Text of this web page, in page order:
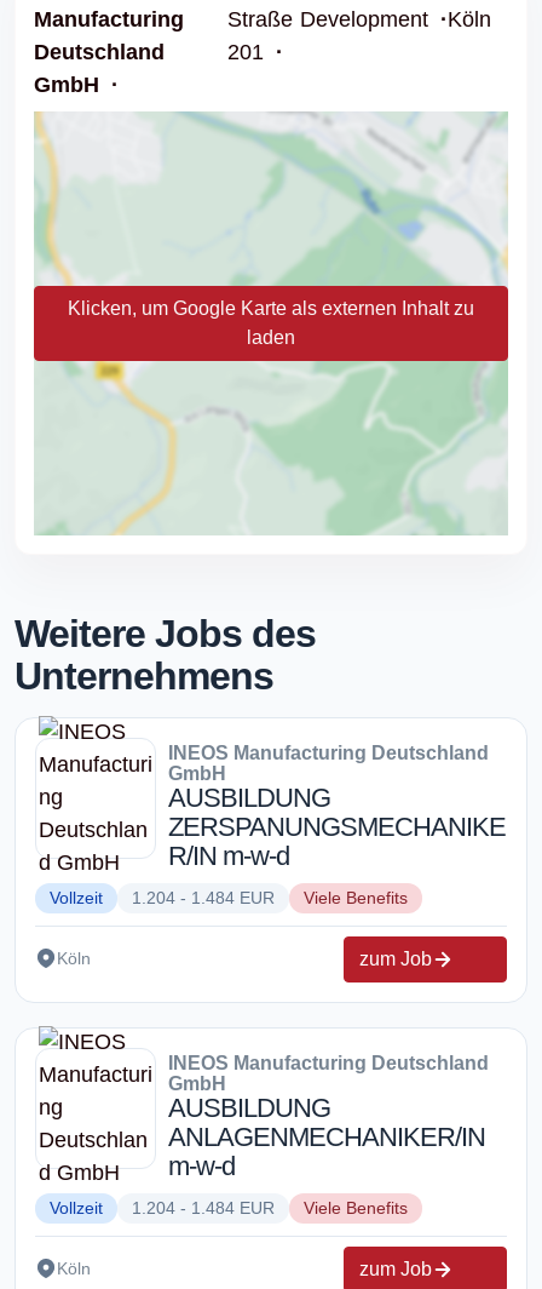
Manufacturing
Deutschland
GmbH
Straße
201
Development
Köln
Klicken, um Google Karte als externen Inhalt zu
laden
Weitere Jobs des
Unternehmens
INEOS Manufacturing Deutschland
GmbH
AUSBILDUNG
ZERSPANUNGSMECHANIKE
R/IN m-w-d
Vollzeit 1.204 - 1.484 EUR Viele Benefits
Köln zum Job
INEOS Manufacturing Deutschland
GmbH
AUSBILDUNG
ANLAGENMECHANIKER/IN
m-w-d
Vollzeit 1.204 - 1.484 EUR Viele Benefits
Köln zum Job